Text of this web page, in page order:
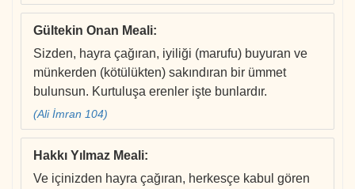
Gültekin Onan Meali:
Sizden, hayra çağıran, iyiliği (marufu) buyuran ve
münkerden (kötülükten) sakındıran bir ümmet
bulunsun. Kurtuluşa erenler işte bunlardır.
(Ali İmran 104)
Hakkı Yılmaz Meali:
Ve içinizden hayra çağıran, herkesçe kabul gören